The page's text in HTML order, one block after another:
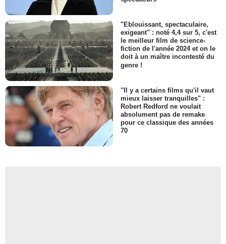
"Eblouissant, spectaculaire,
exigeant" : noté 4,4 sur 5, c'est
le meilleur film de science-
fiction de l'année 2024 et on le
doit à un maître incontesté du
genre !
"Il y a certains films qu'il vaut
mieux laisser tranquilles" :
Robert Redford ne voulait
absolument pas de remake
pour ce classique des années
70